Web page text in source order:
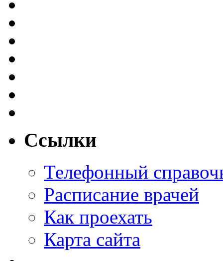
Ссылки
Телефонный
Расписание врачей
Как проехать
Карта сайта